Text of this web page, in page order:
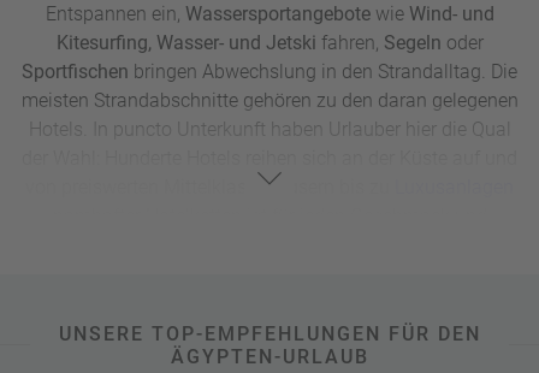
Entspannen ein, Wassersportangebote wie Wind- und
Kitesurfing, Wasser- und Jetski fahren, Segeln oder
Sportfischen bringen Abwechslung in den Strandalltag. Die
meisten Strandabschnitte gehören zu den daran gelegenen
Hotels. In puncto Unterkunft haben Urlauber hier die Qual
von preiswerten Mittelklassehäusern bis zu
Mittelmeer oder Atlantik – Sonnengarantie inklusive.
UNSERE TOP-EMPFEHLUNGEN FÜR DEN
ÄGYPTEN-URLAUB